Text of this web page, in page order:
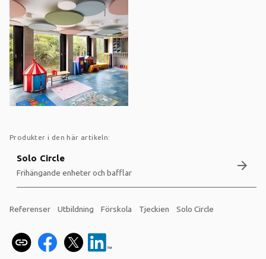
Produkter i den här artikeln:
Solo Circle
Frihängande enheter och bafflar arrow_forward
Referenser Utbildning Förskola Tjeckien Solo Circle